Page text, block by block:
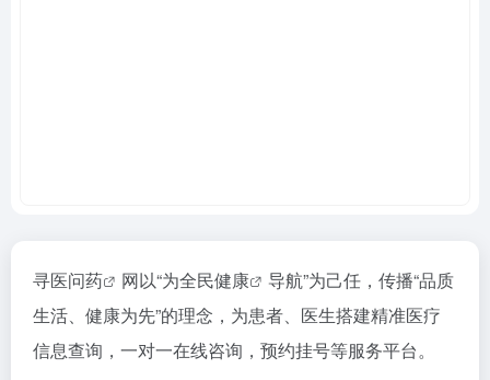
寻医问药 网以“为全民健康
导航”为己任，传播“品质
生活、健康为先”的理念，为患者、医生搭建精准医疗
信息查询，一对一在线咨询，预约挂号等服务平台。